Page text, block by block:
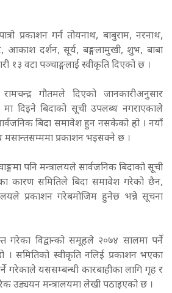
प्रकाशन गर्न तोयनाथ, बाबुराम, नरनाथ,
आकाश दर्शन, सूर्य, बङ्गलामुखी, शुभ, बाबा
१३ वटा पञ्चाङ्गलाई स्वीकृति दिएको छ ।
गौतमले दिएको जानकारीअनुसार
दिइने बिदाको सूची उपलब्ध नगराएकाले
बिदा समावेश हुन नसकेको हो । नयाँ
मसान्तसम्ममा प्रकाशन भइसक्ने छ ।
पनि मन्त्रालयले सार्वजनिक बिदाको सूची
कारण समितिले बिदा समावेश गरेको छैन,
प्रकाशन गरेबमोजिम हुनेछ भन्ने सूचना
गरेका विद्वान्को समूहले २०७४ सालमा पर्ने
। समितिको स्वीकृति नलिई प्रकाशन भएका
गरेकाले यससम्बन्धी कारबाहीका लागि गृह र
उड्ययन मन्त्रालयमा लेखी पठाइएको छ ।